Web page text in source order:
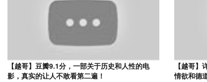
【越哥】豆瓣9.1分，一部关于历史和人性的电
影，真实的让人不敢看第二遍！
【越哥
情欲和德